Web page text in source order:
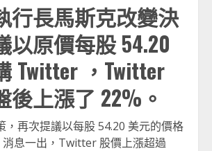
行長馬斯克改變決
以原價每股 54.20
Twitter ，Twitter
後上漲了 22%。
，再次提議以每股 54.20 美元的價格
息一出，Twitter 股價上漲超過